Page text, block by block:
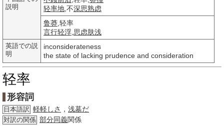
説明
轻率地 ,不深思熟虑
鲁莽 ,轻率
言行轻浮 思虑肤浅
英語での説
明
inconsiderateness
the state of lacking prudence and consideration
轻率
形容詞
日本語訳 軽軽しさ ， 浅墓だ
対訳の関係 部分同義関係